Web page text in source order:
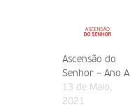
Ascensão do
Senhor – Ano A
13 de Maio,
2021